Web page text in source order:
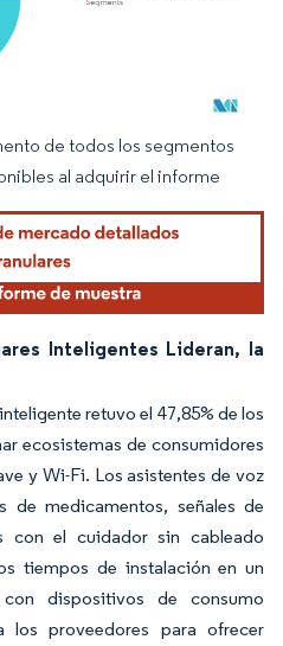
requiere atribución según CC BY 4.0.
de todos los segmentos
al adquirir el informe
Inteligentes Lideran, la
retuvo el 47,85% de los
ecosistemas de consumidores
y Wi-Fi. Los asistentes de voz
de medicamentos, señales de
con el cuidador sin cableado
tiempos de instalación en un
dispositivos de consumo
los proveedores para ofrecer